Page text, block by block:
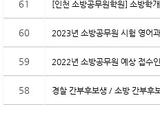
61 [인천 소방공무원학원] 소방학
60 2023년 소방공무원 시험 영어
59 2022년 소방공무원 예상 접수
58 경찰 간부후보생 / 소방 간부